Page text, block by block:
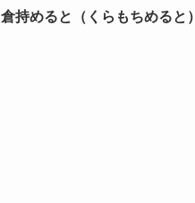
倉持めると（くらもちめると）